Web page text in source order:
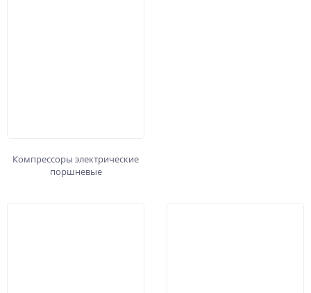
Компрессоры электрические
поршневые